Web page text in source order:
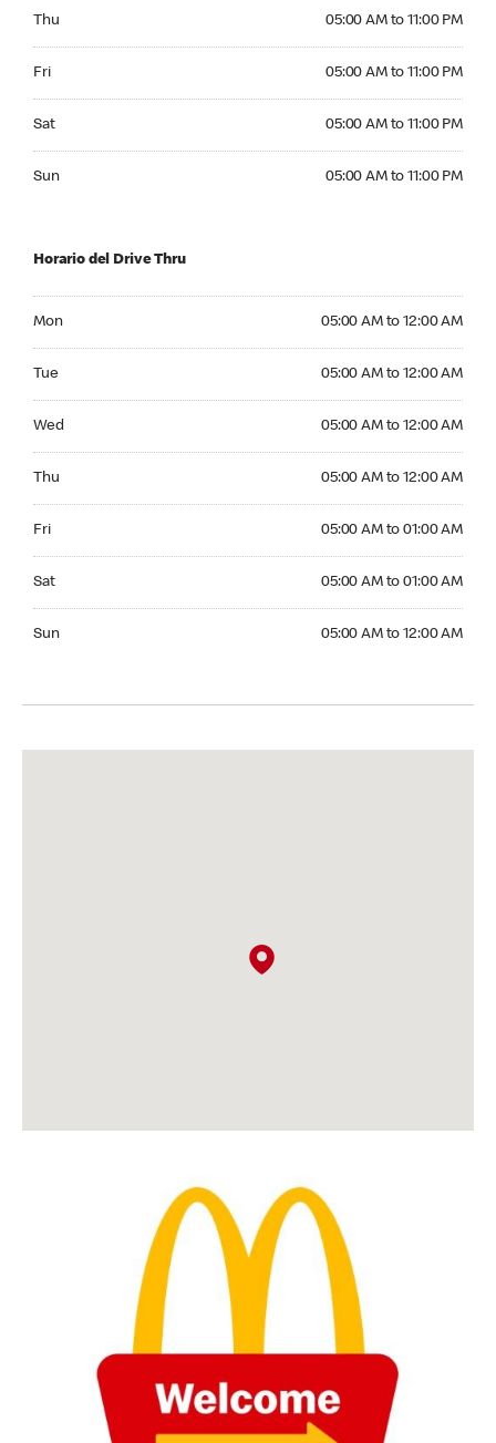
Thu 05:00 AM to 11:00 PM
Fri 05:00 AM to 11:00 PM
Sat 05:00 AM to 11:00 PM
Sun 05:00 AM to 11:00 PM
Horario del Drive Thru
Mon 05:00 AM to 12:00 AM
Tue 05:00 AM to 12:00 AM
Wed 05:00 AM to 12:00 AM
Thu 05:00 AM to 12:00 AM
Fri 05:00 AM to 01:00 AM
Sat 05:00 AM to 01:00 AM
Sun 05:00 AM to 12:00 AM